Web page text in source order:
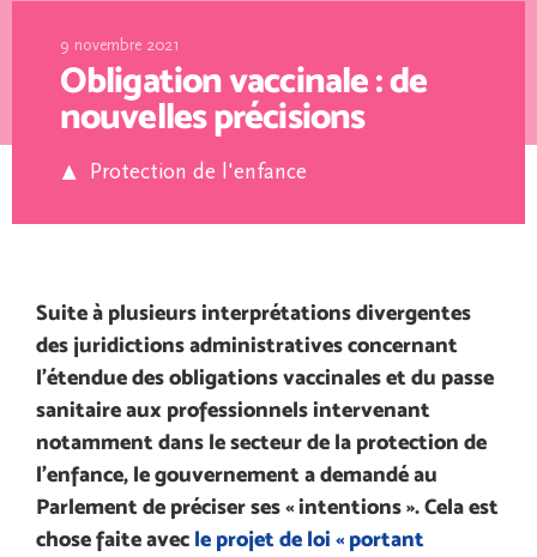
9 novembre 2021
Obligation vaccinale : de
nouvelles précisions
Protection de l'enfance
Suite à plusieurs interprétations divergentes
des juridictions administratives concernant
l’étendue des obligations vaccinales et du passe
sanitaire aux professionnels intervenant
notamment dans le secteur de la protection de
l’enfance, le gouvernement a demandé au
Parlement de préciser ses « intentions ». Cela est
chose faite avec le projet de loi « portant